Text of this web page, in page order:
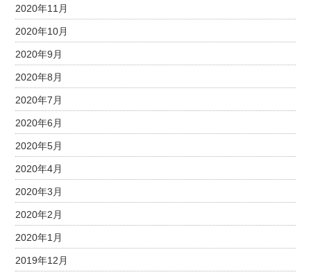
2020年11月
2020年10月
2020年9月
2020年8月
2020年7月
2020年6月
2020年5月
2020年4月
2020年3月
2020年2月
2020年1月
2019年12月